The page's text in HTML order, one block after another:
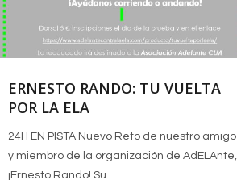
ERNESTO RANDO: TU VUELTA
POR LA ELA
24H EN PISTA Nuevo Reto de nuestro amigo
y miembro de la organización de AdELAnte,
¡Ernesto Rando! Su